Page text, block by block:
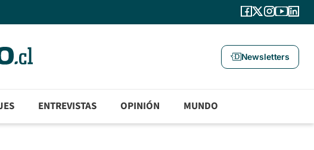
Newsletters
ENTREVISTAS OPINIÓN MUNDO